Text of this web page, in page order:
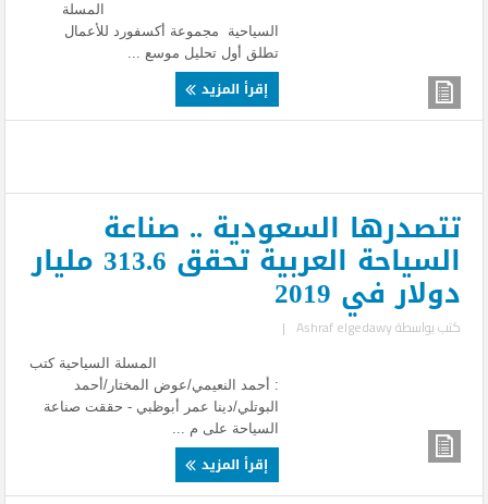
المسلة
السياحية مجموعة أكسفورد للأعمال
تطلق أول تحليل موسع ...
إقرأ المزيد
تتصدرها السعودية .. صناعة
السياحة العربية تحقق 313.6 مليار
دولار في 2019
كتب بواسطةAshraf elgedawy
|
المسلة السياحية كتب
: أحمد النعيمي/عوض المختار/أحمد
البوتلي/دينا عمر أبوظبي - حققت صناعة
السياحة على م ...
إقرأ المزيد